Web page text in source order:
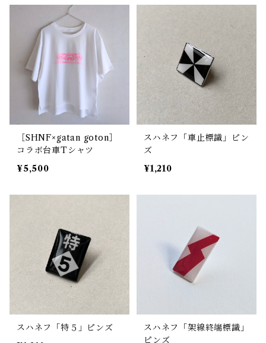
［SHNF×gatan goton］
コラボ台車Tシャツ
¥5,500
スハネフ「車止標識」ピン
ズ
¥1,210
スハネフ「特５」ピンズ
スハネフ「架線終端標識」
ピンズ